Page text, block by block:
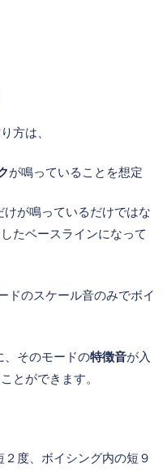
方は、
が鳴っていることを想定
けが鳴っているだけではな
たベースラインになって
ドのスケール音のみでボイ
、そのモードの特徴音が入
とができます。
２度、ボイシング内の短９